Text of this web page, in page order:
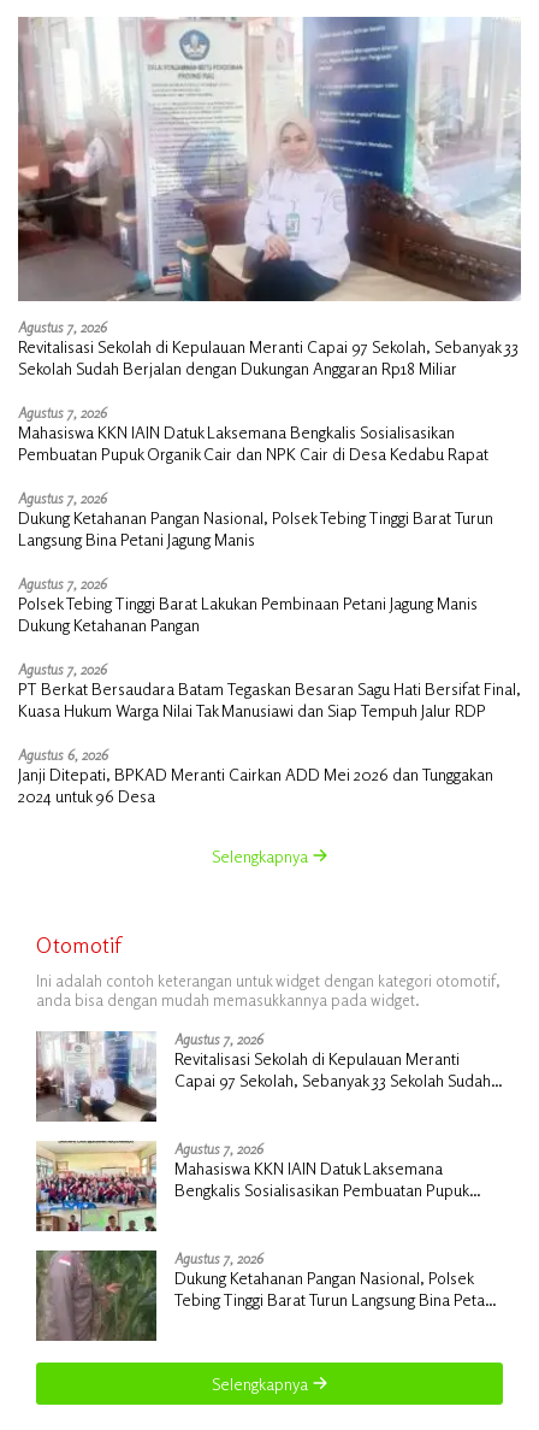
Agustus 7, 2026
Revitalisasi Sekolah di Kepulauan Meranti Capai 97 Sekolah, Sebanyak 33
Sekolah Sudah Berjalan dengan Dukungan Anggaran Rp18 Miliar
Agustus 7, 2026
Mahasiswa KKN IAIN Datuk Laksemana Bengkalis Sosialisasikan
Pembuatan Pupuk Organik Cair dan NPK Cair di Desa Kedabu Rapat
Agustus 7, 2026
Dukung Ketahanan Pangan Nasional, Polsek Tebing Tinggi Barat Turun
Langsung Bina Petani Jagung Manis
Agustus 7, 2026
Polsek Tebing Tinggi Barat Lakukan Pembinaan Petani Jagung Manis
Dukung Ketahanan Pangan
Agustus 7, 2026
PT Berkat Bersaudara Batam Tegaskan Besaran Sagu Hati Bersifat Final,
Kuasa Hukum Warga Nilai Tak Manusiawi dan Siap Tempuh Jalur RDP
Agustus 6, 2026
Janji Ditepati, BPKAD Meranti Cairkan ADD Mei 2026 dan Tunggakan
2024 untuk 96 Desa
Selengkapnya
Otomotif
Ini adalah contoh keterangan untuk widget dengan kategori otomotif,
anda bisa dengan mudah memasukkannya pada widget.
Agustus 7, 2026
Revitalisasi Sekolah di Kepulauan Meranti
Capai 97 Sekolah, Sebanyak 33 Sekolah Sudah
Agustus 7, 2026
Mahasiswa KKN IAIN Datuk Laksemana
Bengkalis Sosialisasikan Pembuatan Pupuk
Agustus 7, 2026
Dukung Ketahanan Pangan Nasional, Polsek
Tebing Tinggi Barat Turun Langsung Bina Petani
Selengkapnya